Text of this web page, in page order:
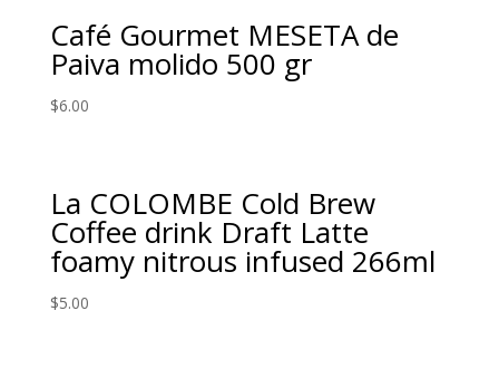
Café Gourmet MESETA de
Paiva molido 500 gr
$6.00
La COLOMBE Cold Brew
Coffee drink Draft Latte
foamy nitrous infused 266ml
$5.00